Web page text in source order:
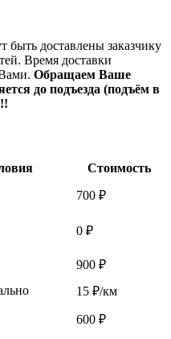
быть доставлены заказчику
Время доставки
Обращаем Ваше
до подъезда (подъём в
Стоимость
700 ₽
0 ₽
900 ₽
15 ₽/км
600 ₽